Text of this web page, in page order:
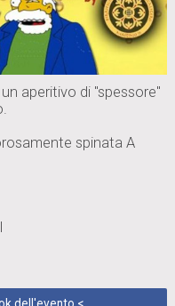
aperitivo di "spessore"
spinata A